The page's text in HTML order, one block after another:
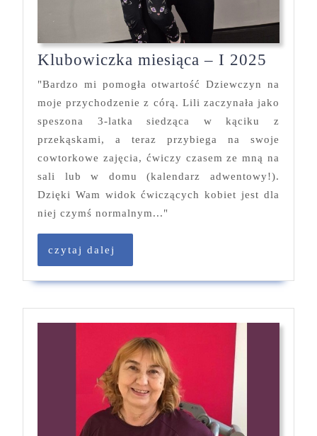
Klubowiczka miesiąca – I 2025
–
2025
"Bardzo mi pomogła otwartość Dziewczyn na
moje przychodzenie z córą. Lili zaczynała jako
speszona 3-latka siedząca w kąciku z
przekąskami, a teraz przybiega na swoje
cowtorkowe zajęcia, ćwiczy czasem ze mną na
sali lub w domu (kalendarz adwentowy!).
Dzięki Wam widok ćwiczących kobiet jest dla
niej czymś normalnym..."
czytaj dalej
dalej